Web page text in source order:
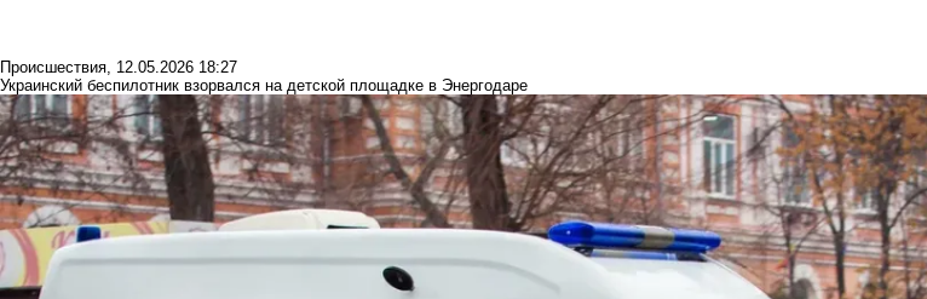
Происшествия, 12.05.2026 18:27
Украинский беспилотник взорвался на детской площадке в Энергодаре